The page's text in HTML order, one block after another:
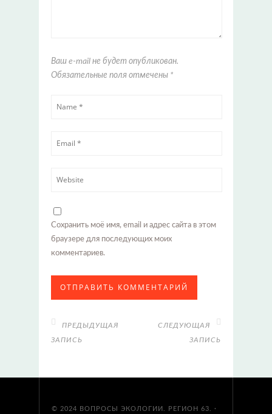
Ваш e-mail не будет опубликован.
Обязательные поля отмечены *
Сохранить моё имя, email и адрес сайта в этом
браузере для последующих моих
комментариев.
ПРЕДЫДУЩАЯ
ЗАПИСЬ
СЛЕДУЮЩАЯ
ЗАПИСЬ
© 2024 ВОПРОСЫ ЭКОЛОГИИ. РЕГИОН 63. ·